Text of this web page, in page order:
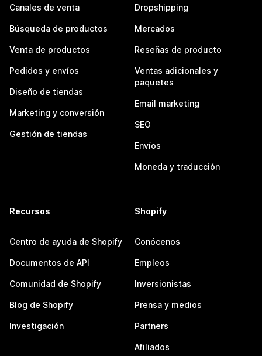
Canales de venta
Búsqueda de productos
Venta de productos
Pedidos y envíos
Diseño de tiendas
Marketing y conversión
Gestión de tiendas
Dropshipping
Mercados
Reseñas de producto
Ventas adicionales y
paquetes
Email marketing
SEO
Envíos
Moneda y traducción
Recursos
Centro de ayuda de Shopify
Documentos de API
Comunidad de Shopify
Blog de Shopify
Investigación
Shopify
Conócenos
Empleos
Inversionistas
Prensa y medios
Partners
Afiliados